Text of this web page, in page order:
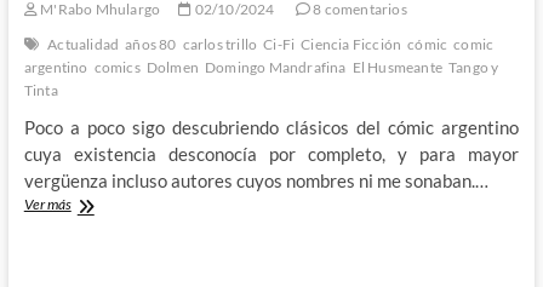
M'Rabo Mhulargo 02/10/2024
8 comentarios
Actualidad años 80 carlos trillo Ci-Fi Ciencia Ficción cómic comic
argentino comics Dolmen Domingo Mandrafina El Husmeante Tango y
Tinta
Poco a poco sigo descubriendo clásicos del cómic argentino
cuya existencia desconocía por completo, y para mayor
vergüenza incluso autores cuyos nombres ni me sonaban.…
Ver másLa